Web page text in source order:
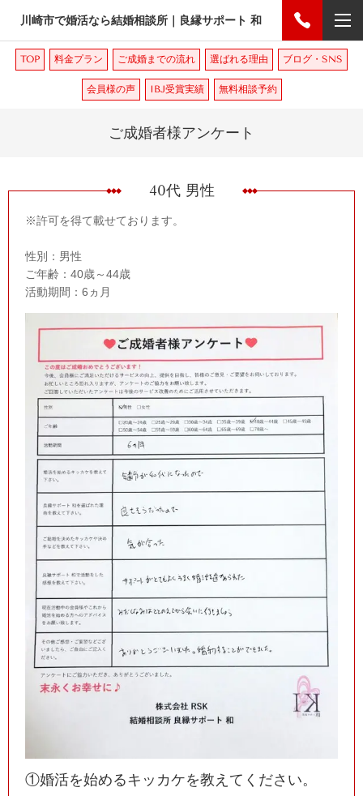
川崎市で婚活なら結婚相談所｜良縁サポート 和
TOP 料金プラン ご成婚までの流れ 選ばれる理由 ブログ・SNS
会員様の声 IBJ受賞実績 無料相談予約
ご成婚者様アンケート
40代 男性
※許可を得て載せております。
性別：男性
ご年齢：40歳～44歳
活動期間：6ヵ月
①婚活を始めるキッカケを教えてください。